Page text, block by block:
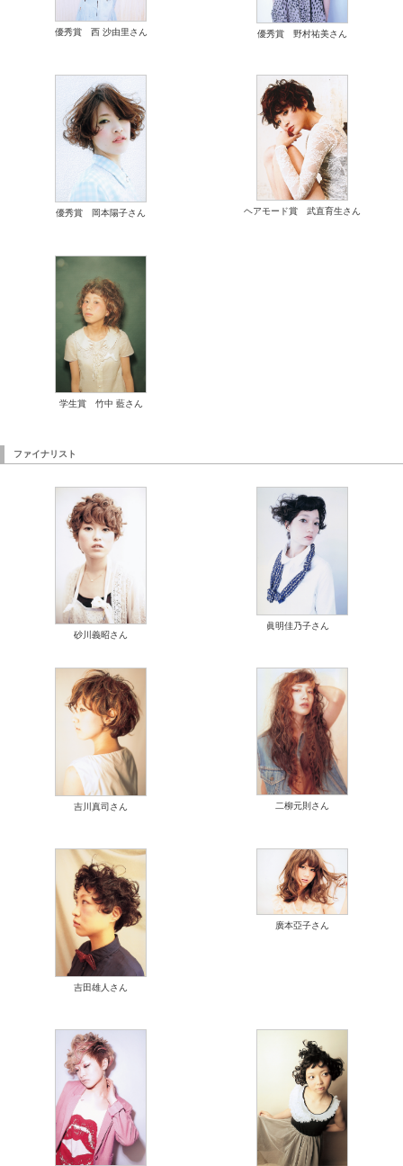
優秀賞 西 沙由里さん 優秀賞 野村祐美さん
優秀賞 岡本陽子さん ヘアモード賞 武直育生さん
学生賞 竹中 藍さん
ファイナリスト
砂川義昭さん
眞明佳乃子さん
吉川真司さん 二柳元則さん
吉田雄人さん
廣本亞子さん